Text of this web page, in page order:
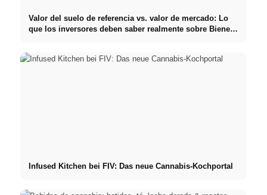
Valor del suelo de referencia vs. valor de mercado: Lo
que los inversores deben saber realmente sobre Bienes
Infused Kitchen bei FIV: Das neue Cannabis-Kochportal